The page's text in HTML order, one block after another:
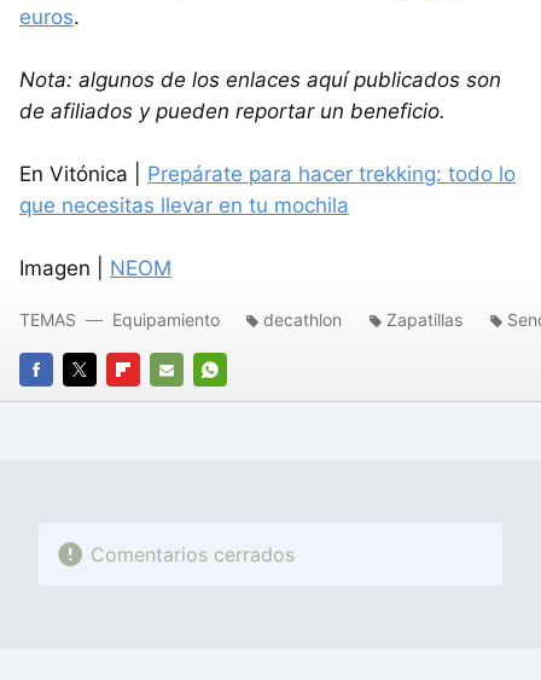
euros.
Nota: algunos de los enlaces aquí publicados son
de afiliados y pueden reportar un beneficio.
En Vitónica | Prepárate para hacer trekking: todo lo
que necesitas llevar en tu mochila
Imagen | NEOM
FACEBOOK
TWITTERFLIPBOARD
E-
WHATSAPP
TEMAS Equipamiento decathlon Zapatillas
Comentarios cerrados